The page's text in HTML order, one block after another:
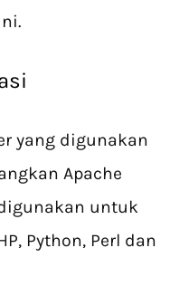
yang digunakan
Apache
untuk
Python, Perl dan